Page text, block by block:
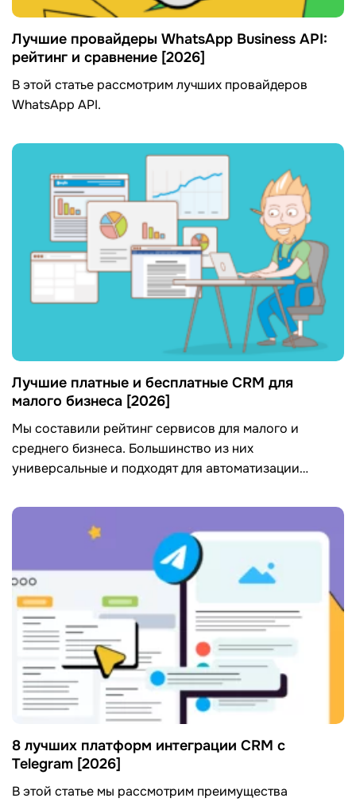
Лучшие провайдеры WhatsApp Business API:
рейтинг и сравнение [2026]
В этой статье рассмотрим лучших провайдеров
WhatsApp API.
Лучшие платные и бесплатные CRM для
малого бизнеса [2026]
Мы составили рейтинг сервисов для малого и
среднего бизнеса. Большинство из них
универсальные и подходят для автоматизации
8 лучших платформ интеграции CRM с
Telegram [2026]
В этой статье мы рассмотрим преимущества